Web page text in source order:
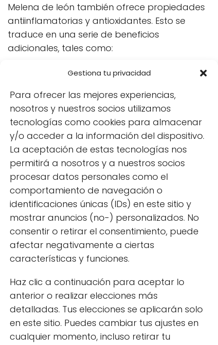
Gestiona tu privacidad
Para ofrecer las mejores experiencias,
nosotros y nuestros socios utilizamos
tecnologías como cookies para almacenar
y/o acceder a la información del dispositivo.
La aceptación de estas tecnologías nos
permitirá a nosotros y a nuestros socios
procesar datos personales como el
comportamiento de navegación o
identificaciones únicas (IDs) en este sitio y
mostrar anuncios (no-) personalizados. No
consentir o retirar el consentimiento, puede
afectar negativamente a ciertas
características y funciones.
Haz clic a continuación para aceptar lo
anterior o realizar elecciones más
detalladas. Tus elecciones se aplicarán solo
en este sitio. Puedes cambiar tus ajustes en
cualquier momento, incluso retirar tu
Melena de león también ofrece propiedades
antiinflamatorias y antioxidantes. Esto se
traduce en una serie de beneficios
adicionales, tales como:
Mejora del sistema inmunológico:
naturales del cuerpo.
Apoyo en la salud digestiva:Puede
favorecer la salud del tracto
gastrointestinal y aliviar problemas
como la gastritis.
Reducción del estrés y la ansiedad:
consumo puede promover un estado de
calma y bienestar mental.
Por último, la Melena de león también se ha
investigado por su potencial en el
tratamiento de trastornos
Parkinson. Aunque se necesita más
investigación, los estudios preliminares
sugieren que este hongo puede ofrecer
protección contra el deterioro cognitivo, lo
que lo convierte en un complemento